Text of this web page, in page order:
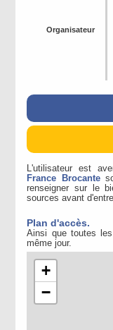
Organisateur
L'utilisateur est
France Brocante
renseigner sur le
sources avant
Plan d'accès.
Ainsi que toutes
même jour.
+
−